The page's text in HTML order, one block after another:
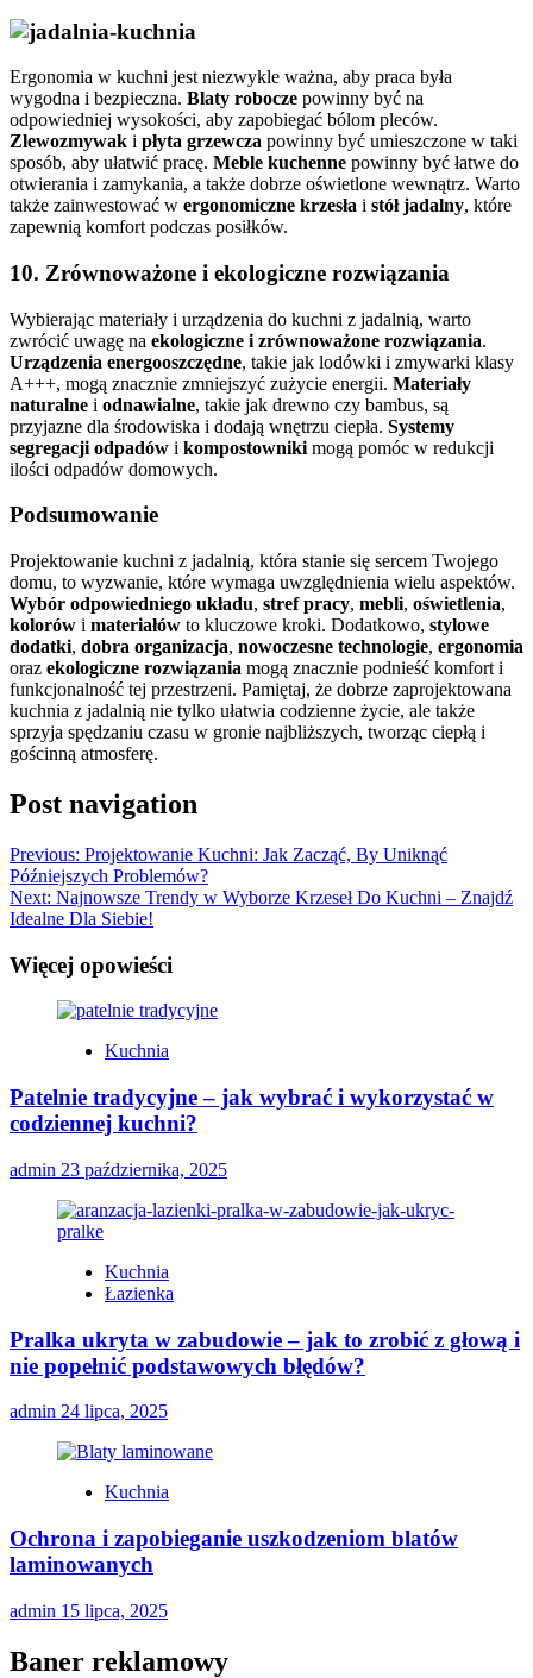
Ergonomia w kuchni jest niezwykle ważna, aby praca była
wygodna i bezpieczna. Blaty robocze powinny być na
odpowiedniej wysokości, aby zapobiegać bólom pleców.
Zlewozmywak i płyta grzewcza powinny być umieszczone w taki
sposób, aby ułatwić pracę. Meble kuchenne powinny być łatwe do
otwierania i zamykania, a także dobrze oświetlone wewnątrz. Warto
także zainwestować w ergonomiczne krzesła i stół jadalny, które
zapewnią komfort podczas posiłków.
10. Zrównoważone i ekologiczne rozwiązania
Wybierając materiały i urządzenia do kuchni z jadalnią, warto
zwrócić uwagę na ekologiczne i zrównoważone rozwiązania.
Urządzenia energooszczędne, takie jak lodówki i zmywarki klasy
A+++, mogą znacznie zmniejszyć zużycie energii. Materiały
naturalne i odnawialne, takie jak drewno czy bambus, są
przyjazne dla środowiska i dodają wnętrzu ciepła. Systemy
segregacji odpadów i kompostowniki mogą pomóc w redukcji
ilości odpadów domowych.
Podsumowanie
Projektowanie kuchni z jadalnią, która stanie się sercem Twojego
domu, to wyzwanie, które wymaga uwzględnienia wielu aspektów.
Wybór odpowiedniego układu, stref pracy, mebli, oświetlenia,
kolorów i materiałów to kluczowe kroki. Dodatkowo, stylowe
dodatki, dobra organizacja, nowoczesne technologie, ergonomia
oraz ekologiczne rozwiązania mogą znacznie podnieść komfort i
funkcjonalność tej przestrzeni. Pamiętaj, że dobrze zaprojektowana
kuchnia z jadalnią nie tylko ułatwia codzienne życie, ale także
sprzyja spędzaniu czasu w gronie najbliższych, tworząc ciepłą i
gościnną atmosferę.
Post navigation
Previous: Projektowanie Kuchni: Jak Zacząć, By Uniknąć
Późniejszych Problemów?
Next: Najnowsze Trendy w Wyborze Krzeseł Do Kuchni – Znajdź
Idealne Dla Siebie!
Więcej opowieści
Kuchnia
Patelnie tradycyjne – jak wybrać i wykorzystać w
codziennej kuchni?
admin 23 października, 2025
Kuchnia
Łazienka
Pralka ukryta w zabudowie – jak to zrobić z głową i
nie popełnić podstawowych błędów?
admin 24 lipca, 2025
Kuchnia
Ochrona i zapobieganie uszkodzeniom blatów
laminowanych
admin 15 lipca, 2025
Baner reklamowy